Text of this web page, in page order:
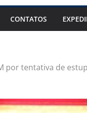
CONTATOS
por tentativa de